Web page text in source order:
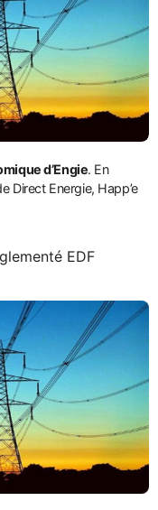
d’Engie. En
Direct Energie, Happ’e
EDF